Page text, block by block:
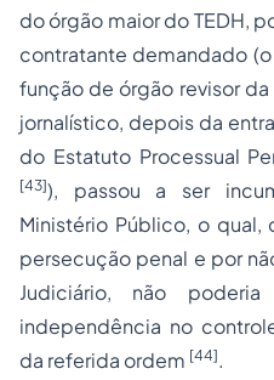
do órgão maior do TEDH,
contratante demandado (o
função de órgão revisorda
jornalístico, depois da
do Estatuto Processual
[43]), passou a ser
Ministério Público, o qual,
persecução penal e por
Judiciário, não poderia
independência no
da referida ordem [44].